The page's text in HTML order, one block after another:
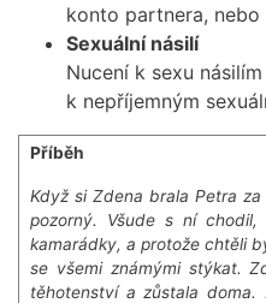
konto partnera,
Sexuální násilí
Nucení k sexu
k nepříjemným
Příběh
Když si Zdena brala Petra
pozorný. Všude s ní
kamarádky, a protože chtěli
se všemi známými stýkat.
těhotenství a zůstala doma.